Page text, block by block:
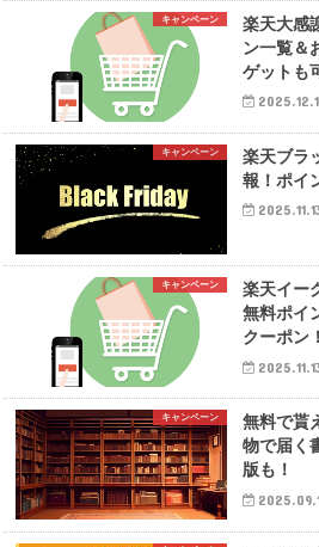
キャンペーン
楽天大感
ン一覧＆
ゲットも
キャンペーン
楽天ブラ
報！ポイ
キャンペーン
楽天イー
無料ポイ
クーポン！
キャンペーン
無料で貰
物で届く
版も！